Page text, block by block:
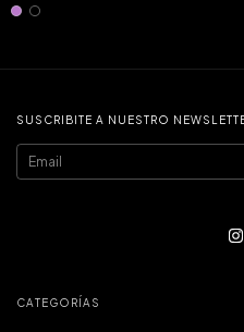
SUSCRIBITE A NUESTRO
CATEGORÍAS